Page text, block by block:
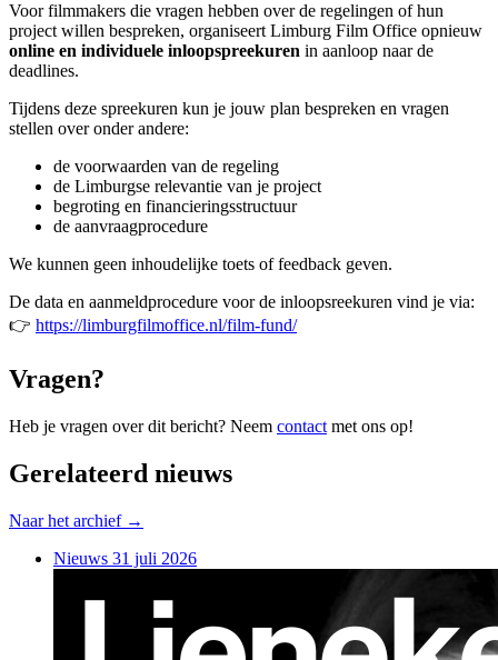
Voor filmmakers die vragen hebben over de regelingen of hun
project willen bespreken, organiseert Limburg Film Office opnieuw
online en individuele inloopspreekuren in aanloop naar de
deadlines.
Tijdens deze spreekuren kun je jouw plan bespreken en vragen
stellen over onder andere:
de voorwaarden van de regeling
de Limburgse relevantie van je project
begroting en financieringsstructuur
de aanvraagprocedure
We kunnen geen inhoudelijke toets of feedback geven.
De data en aanmeldprocedure voor de inloopsreekuren vind je via:
👉 https://limburgfilmoffice.nl/film-fund/
Vragen?
Heb je vragen over dit bericht? Neem contact met ons op!
Gerelateerd nieuws
Naar het archief →
Nieuws 31 juli 2026